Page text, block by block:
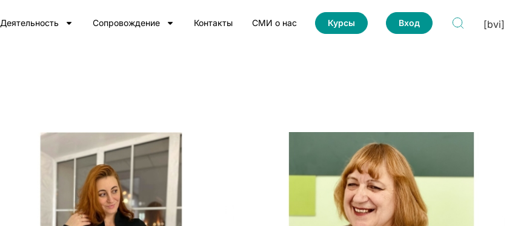
Деятельность Сопровождение Контакты СМИ о нас Курсы Вход [bvi]